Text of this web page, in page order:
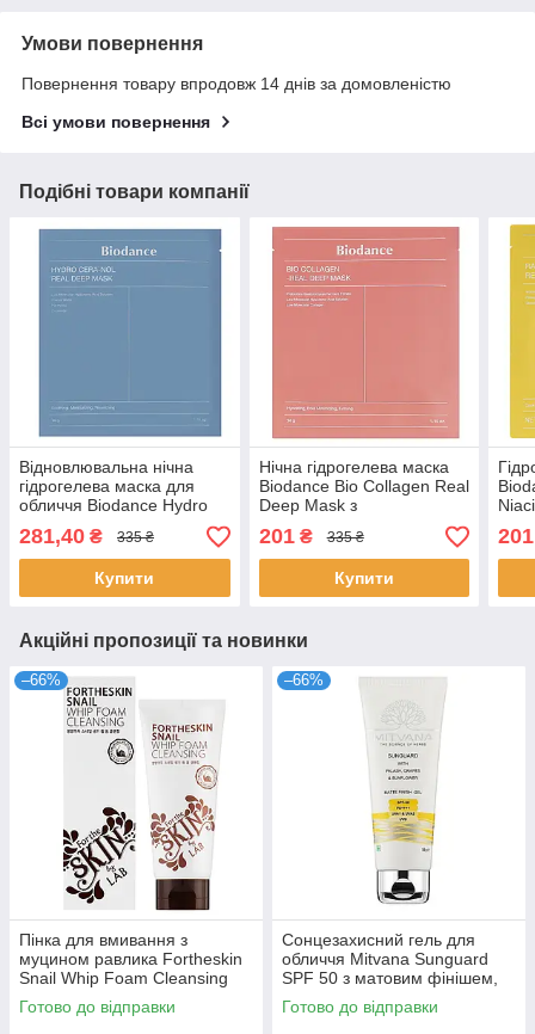
Умови повернення
Повернення товару впродовж 14 днів за домовленістю
Всі умови повернення
Подібні товари компанії
Відновлювальна нічна
гідрогелева маска для
обличчя Biodance Hydro
Cera-Nol Real Deep Mask з
керамідами 34 г
281,40 ₴ 335 ₴
Купити
Нічна гідрогелева маска
Biodance Bio Collagen Real
Deep Mask з
низькомолекулярним
колагеном 34 г
201₴ 335 ₴
Купити
201
Акційні пропозиції та новинки
–66%
Пінка для вмивання з
муцином равлика Fortheskin
Snail Whip Foam Cleansing
180 мл
Готово до відправки
–66%
Сонцезахисний гель для
обличчя Mitvana Sunguard
SPF 50 з матовим фінішем,
50 мл
Готово до відправки